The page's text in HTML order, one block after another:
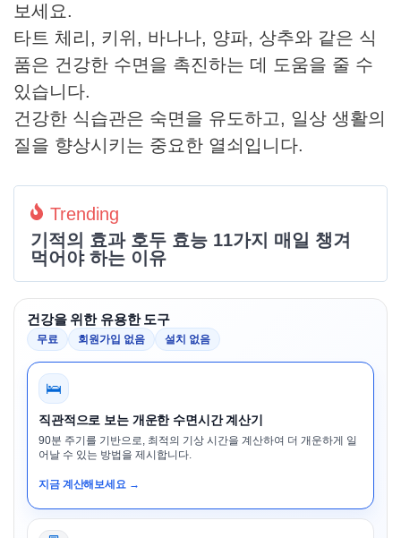
보세요.
타트 체리, 키위, 바나나, 양파, 상추와 같은 식
품은 건강한 수면을 촉진하는 데 도움을 줄 수
있습니다.
건강한 식습관은 숙면을 유도하고, 일상 생활의
질을 향상시키는 중요한 열쇠입니다.
Trending
기적의 효과 호두 효능 11가지 매일 챙겨
먹어야 하는 이유
건강을 위한 유용한 도구
무료 회원가입 없음 설치 없음
🛌
직관적으로 보는 개운한 수면시간 계산기
90분 주기를 기반으로, 최적의 기상 시간을 계산하여 더 개운하게 일
어날 수 있는 방법을 제시합니다.
지금 계산해보세요 →